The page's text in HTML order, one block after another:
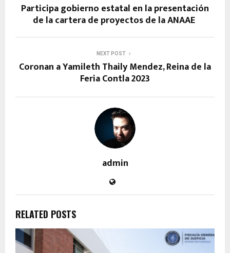
Participa gobierno estatal en la presentación
de la cartera de proyectos de la ANAAE
NEXT POST
Coronan a Yamileth Thaily Mendez, Reina de la
Feria Contla 2023
admin
RELATED POSTS